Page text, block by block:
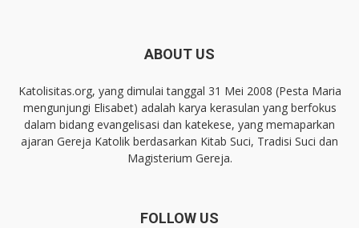
ABOUT US
Katolisitas.org, yang dimulai tanggal 31 Mei 2008 (Pesta Maria
mengunjungi Elisabet) adalah karya kerasulan yang berfokus
dalam bidang evangelisasi dan katekese, yang memaparkan
ajaran Gereja Katolik berdasarkan Kitab Suci, Tradisi Suci dan
Magisterium Gereja.
FOLLOW US